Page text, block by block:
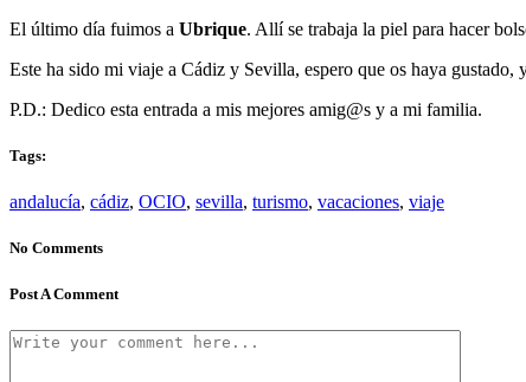
El último día fuimos a Ubrique. Allí se trabaja la piel para hacer
Este ha sido mi viaje a Cádiz y Sevilla, espero que os haya
P.D.: Dedico esta entrada a mis mejores amig@s y a mi familia.
Tags:
andalucía, cádiz, OCIO, sevilla, turismo, vacaciones, viaje
No Comments
Post A Comment